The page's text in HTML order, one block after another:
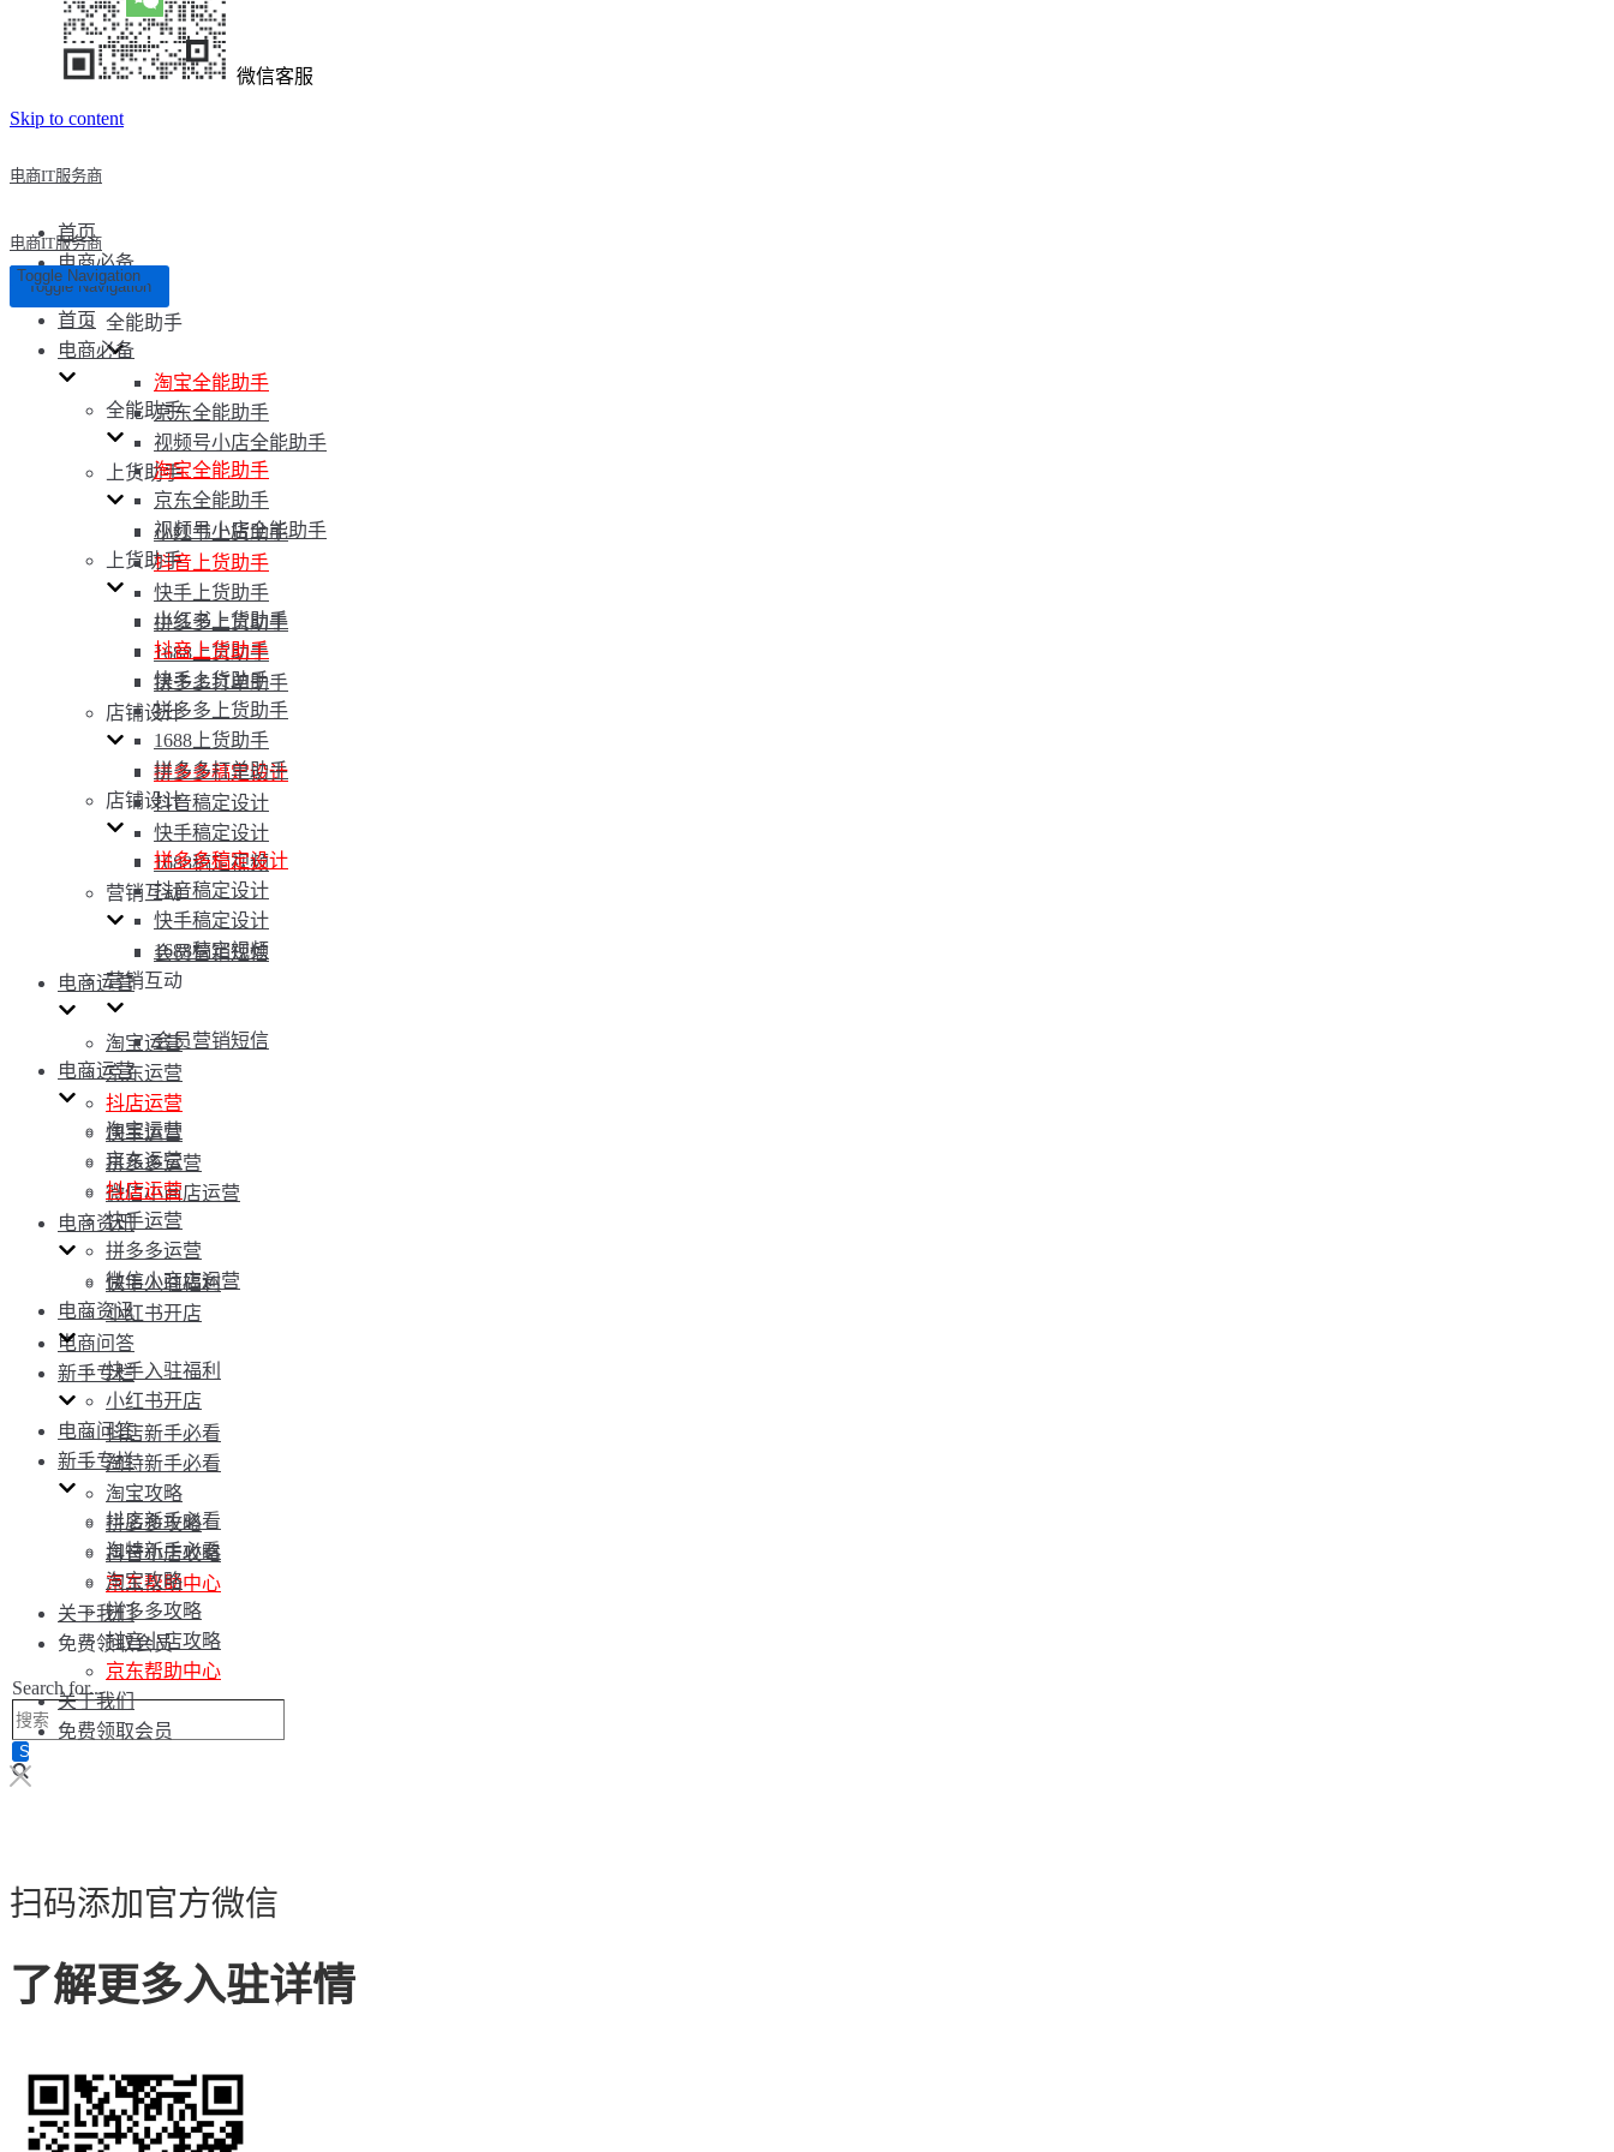
微信客服
Skip to content
电商IT服务商
首页
电商必备
全能助手
淘宝全能助手
京东全能助手
视频号小店全能助手
上货助手
小红书上货助手
抖音上货助手
快手上货助手
拼多多上货助手
1688上货助手
拼多多打单助手
店铺设计
拼多多稿定设计
抖音稿定设计
快手稿定设计
1688稿定视频
营销互动
会员营销短信
电商运营
淘宝运营
京东运营
抖店运营
快手运营
拼多多运营
微信小商店运营
电商资讯
快手入驻福利
小红书开店
电商问答
新手专栏
抖店新手必看
淘特新手必看
淘宝攻略
拼多多攻略
抖音小店攻略
京东帮助中心
关于我们
免费领取会员
Search for...
电商IT服务商
Toggle Navigation
Toggle Navigation
首页
电商必备
全能助手
淘宝全能助手
京东全能助手
视频号小店全能助手
上货助手
小红书上货助手
抖音上货助手
快手上货助手
拼多多上货助手
1688上货助手
拼多多打单助手
店铺设计
拼多多稿定设计
抖音稿定设计
快手稿定设计
1688稿定视频
营销互动
会员营销短信
电商运营
淘宝运营
京东运营
抖店运营
快手运营
拼多多运营
微信小商店运营
电商资讯
快手入驻福利
小红书开店
电商问答
新手专栏
抖店新手必看
淘特新手必看
淘宝攻略
拼多多攻略
抖音小店攻略
京东帮助中心
关于我们
免费领取会员
扫码添加官方微信
了解更多入驻详情